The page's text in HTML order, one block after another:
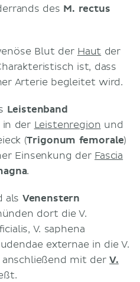
des M. rectus
Blut der Haut der
ist, dass
Arterie begleitet wird.
Leistenband
in der Leistenregion und
(Trigonum femorale)
Einsenkung der Fascia
.
als Venenstern
dort die V.
V. saphena
externae in die V.
anschließend mit derV.